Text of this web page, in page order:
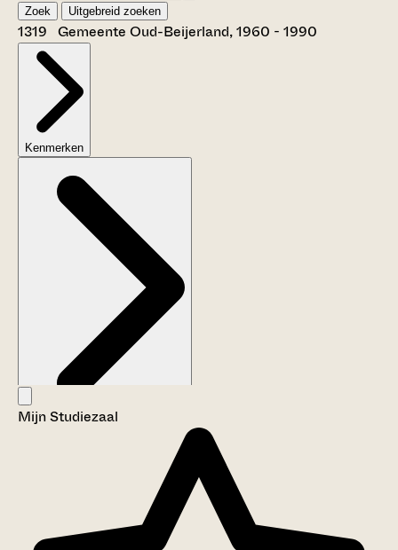
Zoek Uitgebreid zoeken
1319 Gemeente Oud-Beijerland, 1960 - 1990
Kenmerken
Aanwijzingen voor de gebruiker
Mijn Studiezaal